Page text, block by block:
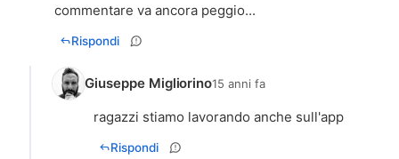
commentare va ancora peggio...
Rispondi
Giuseppe Migliorino15 anni fa
ragazzi stiamo lavorando anche sull'app
Rispondi